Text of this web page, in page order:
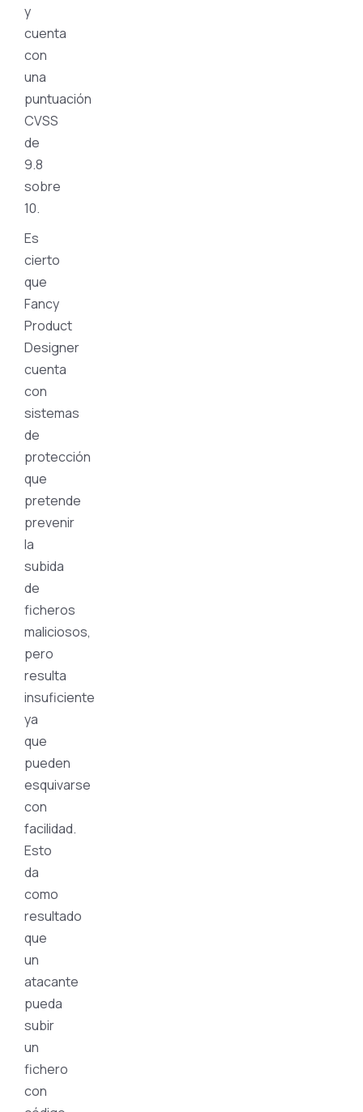
y
cuenta
con
una
puntuación
CVSS
de
9.8
sobre
10.
Es
cierto
que
Fancy
Product
Designer
cuenta
con
sistemas
de
protección
que
pretende
prevenir
la
subida
de
ficheros
maliciosos,
pero
resulta
insuficiente
ya
que
pueden
esquivarse
con
facilidad.
Esto
da
como
resultado
que
un
atacante
pueda
subir
un
fichero
con